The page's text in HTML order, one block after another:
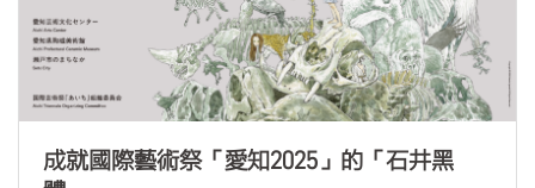
成就國際藝術祭「愛知2025」的「石井黑